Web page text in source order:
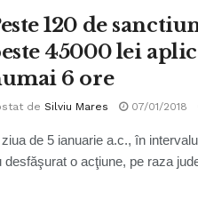
120 de
45000 lei
6 ore
de Silviu Mares 07/01/2018
ziua de 5 ianuarie a.c., în
desfăşurat o acţiune, pe raza